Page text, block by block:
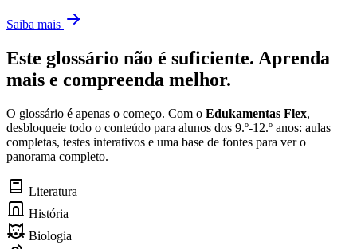
Saiba mais
Este glossário não é suficiente. Aprenda
mais e compreenda melhor.
O glossário é apenas o começo. Com o Edukamentas Flex,
desbloqueie todo o conteúdo para alunos dos 9.º-12.º anos: aulas
completas, testes interativos e uma base de fontes para ver o
panorama completo.
Literatura
História
Biologia